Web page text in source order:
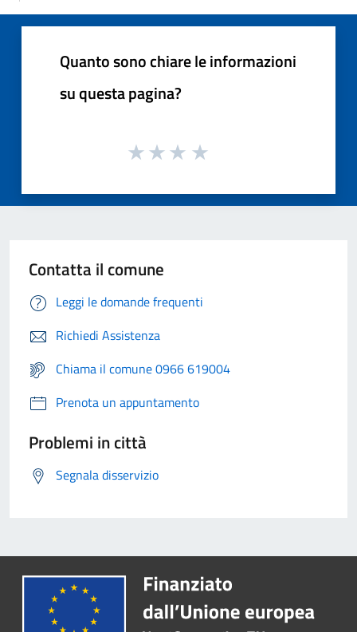
Quanto sono chiare le informazioni
su questa pagina?
Contatta il comune
Leggi le domande frequenti
Richiedi Assistenza
Chiama il comune 0966 619004
Prenota un appuntamento
Problemi in città
Segnala disservizio